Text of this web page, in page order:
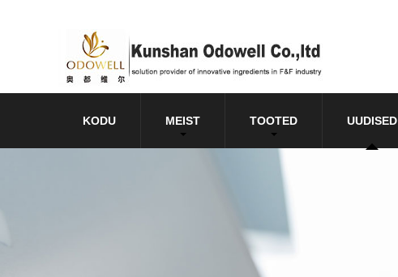
KODU MEIST TOOTED UUDISED